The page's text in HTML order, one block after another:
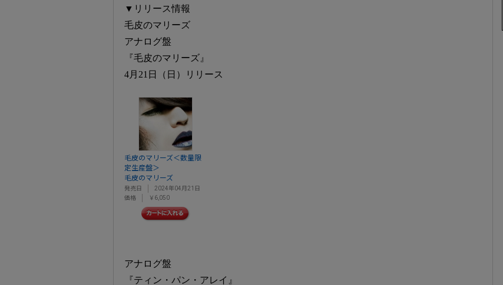
▼リリース情報
毛皮のマリーズ
アナログ盤
『毛皮のマリーズ』
4月21日（日）リリース
毛皮のマリーズ＜数量限
定生産盤＞
毛皮のマリーズ
発売日
2024年04月21日
価格
￥6,050
アナログ盤
『ティン・パン・アレイ』